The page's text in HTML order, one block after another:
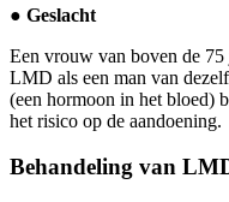
● Geslacht
Een vrouw van boven de
LMD als een man van
(een hormoon in het bloed)
het risico op de aandoening.
Behandeling van